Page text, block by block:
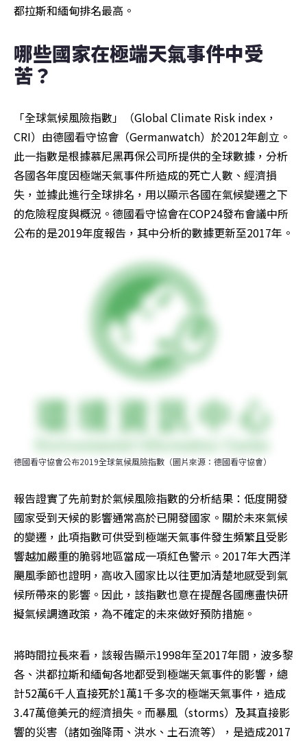
都拉斯和緬甸排名最高。
哪些國家在極端天氣事件中受
苦？
「全球氣候風險指數」（Global Climate Risk index，
CRI）由德國看守協會（Germanwatch）於2012年創立。
此一指數是根據慕尼黑再保公司所提供的全球數據，分析
各國各年度因極端天氣事件所造成的死亡人數、經濟損
失，並據此進行全球排名，用以顯示各國在氣候變遷之下
的危險程度與概況。德國看守協會在COP24發布會議中所
公布的是2019年度報告，其中分析的數據更新至2017年。
德國看守協會公布2019全球氣候風險指數（圖片來源：德國看守協會）
報告證實了先前對於氣候風險指數的分析結果：低度開發
國家受到天候的影響通常高於已開發國家。關於未來氣候
的變遷，此項指數可供受到極端天氣事件發生頻繁且受影
響越加嚴重的脆弱地區當成一項紅色警示。2017年大西洋
颶風季節也證明，高收入國家比以往更加清楚地感受到氣
候所帶來的影響。因此，該指數也意在提醒各國應盡快研
擬氣候調適政策，為不確定的未來做好預防措施。
將時間拉長來看，該報告顯示1998年至2017年間，波多黎
各、洪都拉斯和緬甸各地都受到極端天氣事件的影響，總
計52萬6千人直接死於1萬1千多次的極端天氣事件，造成
3.47萬億美元的經濟損失。而暴風（storms）及其直接影
響的災害（諸如強降雨、洪水、土石流等），是造成2017